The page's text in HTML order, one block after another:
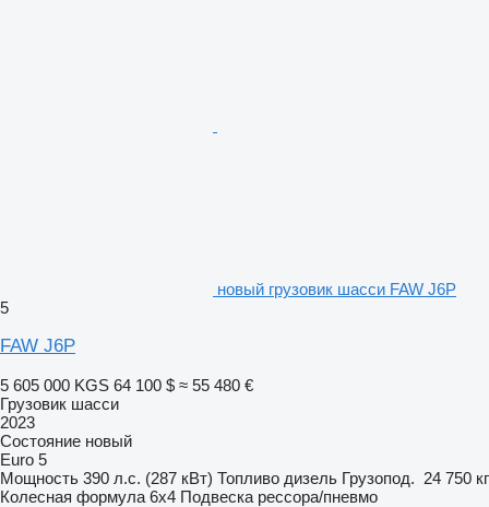
новый грузовик шасси FAW J6P
5
FAW J6P
5 605 000 KGS 64 100 $ ≈ 55 480 €
Грузовик шасси
2023
Состояние новый
Euro 5
Мощность 390 л.с. (287 кВт) Топливо дизель Грузопод. 24 750 кг
Колесная формула 6x4 Подвеска рессора/пневмо